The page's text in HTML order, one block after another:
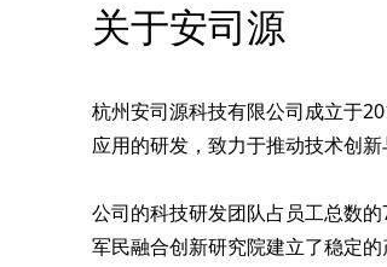
关于安司源
杭州安司源科技有限公司成立于
应用的研发，致力于推动技术创
公司的科技研发团队占员工总数
军民融合创新研究院建立了稳定